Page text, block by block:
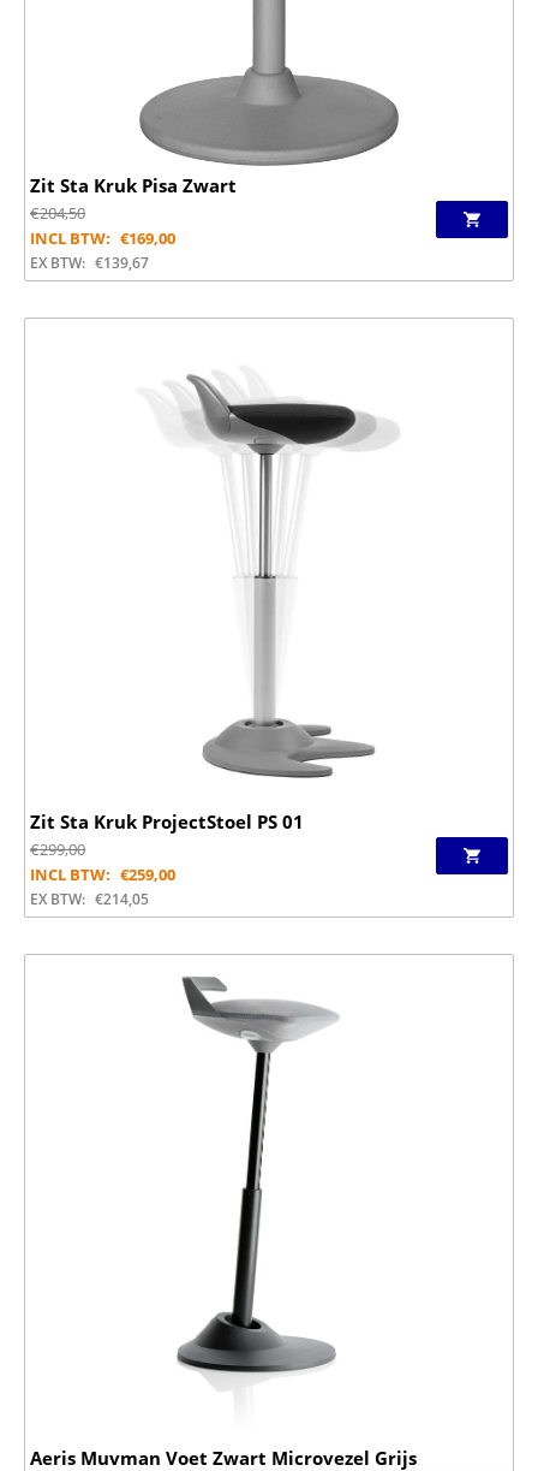
Zit Sta Kruk Pisa Zwart
€204,50
INCL BTW: €169,00
EX BTW: €139,67
Zit Sta Kruk ProjectStoel PS 01
€299,00
INCL BTW: €259,00
EX BTW: €214,05
Aeris Muvman Voet Zwart Microvezel Grijs